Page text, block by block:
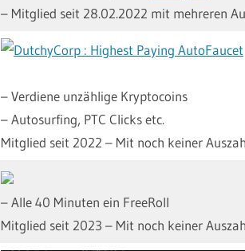
– Mitglied seit 28.02.2022 mit mehreren
– Verdiene unzählige Kryptocoins
– Autosurfing, PTC Clicks etc.
Mitglied seit 2022 – Mit noch keiner
– Alle 40 Minuten ein FreeRoll
Mitglied seit 2023 – Mit noch keiner